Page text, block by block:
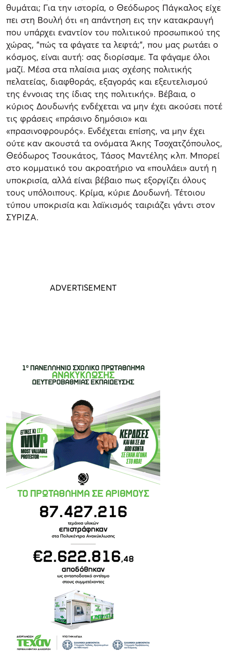
θυμάται; Για την ιστορία, ο Θεόδωρος Πάγκαλος είχε
πει στη Βουλή ότι «η απάντηση εις την κατακραυγή
που υπάρχει εναντίον του πολιτικού προσωπικού της
χώρας, "πώς τα φάγατε τα λεφτά;", που μας ρωτάει ο
κόσμος, είναι αυτή: σας διορίσαμε. Τα φάγαμε όλοι
μαζί. Μέσα στα πλαίσια μιας σχέσης πολιτικής
πελατείας, διαφθοράς, εξαγοράς και εξευτελισμού
της έννοιας της ίδιας της πολιτικής». Βέβαια, ο
κύριος Δουδωνής ενδέχεται να μην έχει ακούσει ποτέ
τις φράσεις «πράσινο δημόσιο» και
«πρασινοφρουρός». Ενδέχεται επίσης, να μην έχει
ούτε καν ακουστά τα ονόματα Άκης Τσοχατζόπουλος,
Θεόδωρος Τσουκάτος, Τάσος Μαντέλης κλπ. Μπορεί
στο κομματικό του ακροατήριο να «πουλάει» αυτή η
υποκρισία, αλλά είναι βέβαιο πως εξοργίζει όλους
τους υπόλοιπους. Κρίμα, κύριε Δουδωνή. Τέτοιου
τύπου υποκρισία και λαϊκισμός ταιριάζει γάντι στον
ΣΥΡΙΖΑ.